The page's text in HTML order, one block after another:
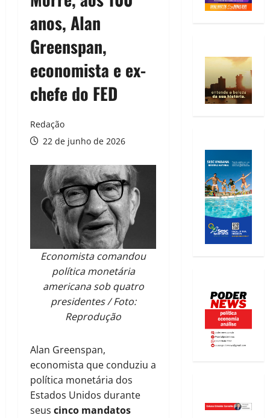
anos, Alan
Greenspan,
economista e ex-
chefe do FED
Redação
22 de junho de 2026
Economista comandou
política monetária
americana sob quatro
presidentes / Foto:
Reprodução
Alan Greenspan,
economista que conduziu a
política monetária dos
Estados Unidos durante
seus cinco mandatos